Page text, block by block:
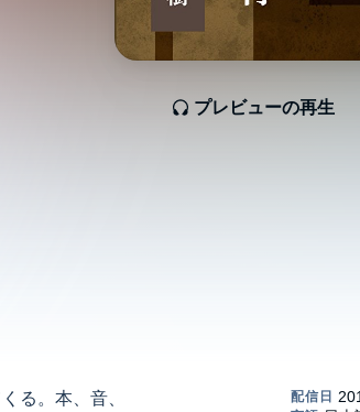
プレビューの再生
る。本、音、